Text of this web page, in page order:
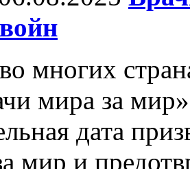
во многих
мира за
дата
мир и